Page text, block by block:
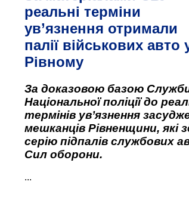
реальні терміни
ув’язнення отримали
палії військових авто
Рівному
За доказовою базою
Національної поліції до
термінів ув’язнення
мешканців Рівненщини, які
серію підпалів службових
Сил оборони.
...